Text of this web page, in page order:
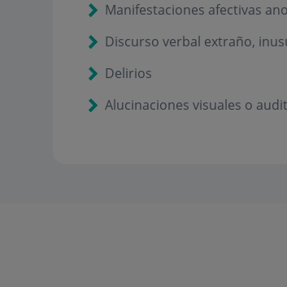
Manifestaciones afectivas
Discurso verbal extraño,
Delirios
Alucinaciones visuales o